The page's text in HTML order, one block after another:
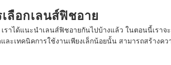
ลือกเลนส์ฟิชอาย
ราได้แนะนำเลนส์ฟิชอายกันไปบ้างแล้ว ในตอนนี้เราจ
และเทคนิคการใช้งานเพียงเล็กน้อยนั้น สามารถสร้างค